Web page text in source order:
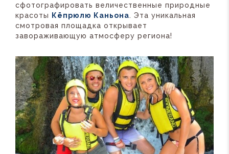
сфотографировать величественные природные
красоты
Кёпрюлю Каньона. Эта уникальная
смотровая площадка открывает
завораживающую атмосферу региона!